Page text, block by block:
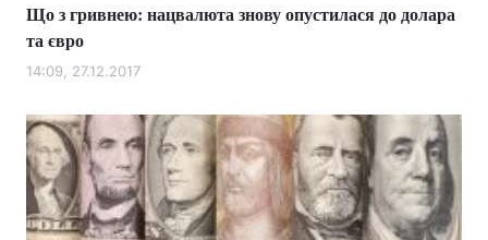
Що з гривнею: нацвалюта знову опустилася до долара
та євро
14:09, 27.12.2017